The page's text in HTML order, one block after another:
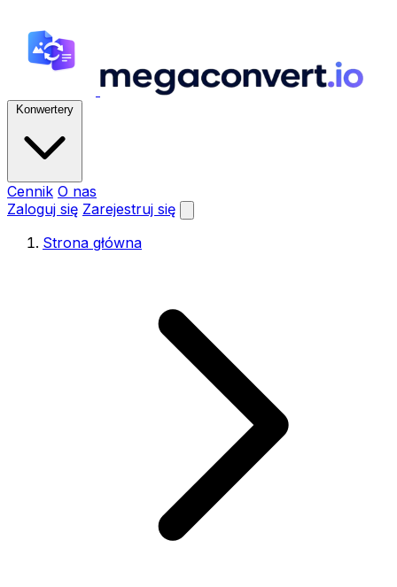
Konwertery
Cennik O nas
Zaloguj się Zarejestruj się
Strona główna